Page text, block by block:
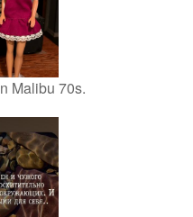
Malibu 70s.